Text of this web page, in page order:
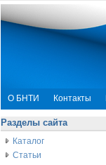
О БНТИ Контакты
Разделы сайта
Каталог
Статьи